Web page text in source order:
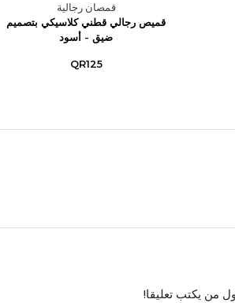
قمصان رجالية
قميص رجالي قطني كلاسيكي بتصميم
ضيق - أسود
QR125
من يكتب تعليقا!